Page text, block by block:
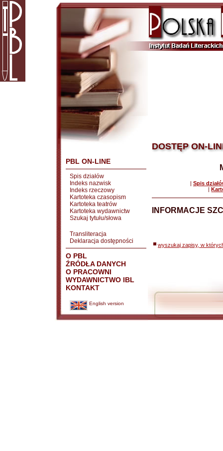
PBL ON-LINE
Spis działów
Indeks nazwisk
Indeks rzeczowy
Kartoteka czasopism
Kartoteka teatrów
Kartoteka wydawnictw
Szukaj tytułu/słowa
Transliteracja
Deklaracja dostępności
O PBL
ŹRÓDŁA DANYCH
O PRACOWNI
WYDAWNICTWO IBL
KONTAKT
English version
DOSTĘP ON-
| Spis
|
INFORMACJE
wyszukaj zapisy, w